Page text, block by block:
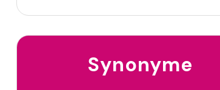
Synonyme